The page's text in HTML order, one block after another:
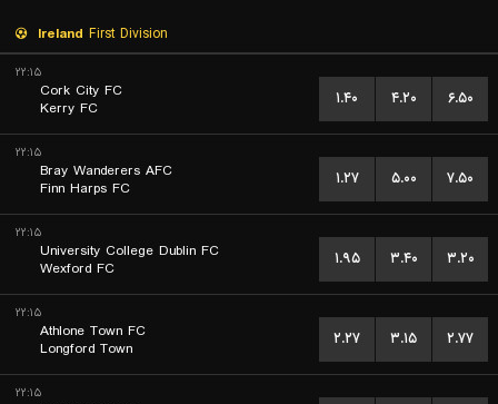
Ireland First Division
۲۲:۱۵
Cork City FC
Kerry FC
۱.۴۰ ۴.۲۰ ۶.۵۰
۲۲:۱۵
Bray Wanderers AFC
Finn Harps FC
۱.۲۷ ۵.۰۰ ۷.۵۰
۲۲:۱۵
University College Dublin FC
Wexford FC
۱.۹۵ ۳.۴۰ ۳.۲۰
۲۲:۱۵
Athlone Town FC
Longford Town
۲.۲۷ ۳.۱۵ ۲.۷۷
۲۲:۱۵